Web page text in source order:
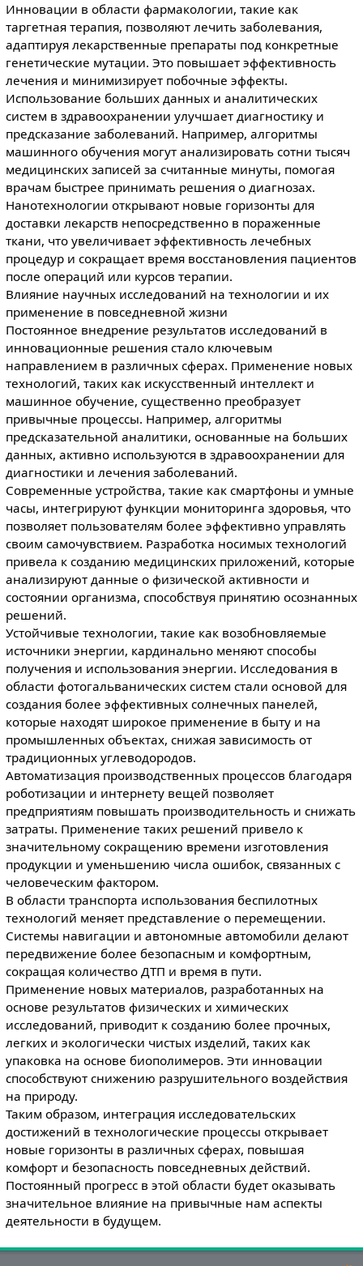
Инновации в области фармакологии, такие как
таргетная терапия, позволяют лечить заболевания,
адаптируя лекарственные препараты под конкретные
генетические мутации. Это повышает эффективность
лечения и минимизирует побочные эффекты.
Использование больших данных и аналитических
систем в здравоохранении улучшает диагностику и
предсказание заболеваний. Например, алгоритмы
машинного обучения могут анализировать сотни тысяч
медицинских записей за считанные минуты, помогая
врачам быстрее принимать решения о диагнозах.
Нанотехнологии открывают новые горизонты для
доставки лекарств непосредственно в пораженные
ткани, что увеличивает эффективность лечебных
процедур и сокращает время восстановления пациентов
после операций или курсов терапии.
Влияние научных исследований на технологии и их
применение в повседневной жизни
Постоянное внедрение результатов исследований в
инновационные решения стало ключевым
направлением в различных сферах. Применение новых
технологий, таких как искусственный интеллект и
машинное обучение, существенно преобразует
привычные процессы. Например, алгоритмы
предсказательной аналитики, основанные на больших
данных, активно используются в здравоохранении для
диагностики и лечения заболеваний.
Современные устройства, такие как смартфоны и умные
часы, интегрируют функции мониторинга здоровья, что
позволяет пользователям более эффективно управлять
своим самочувствием. Разработка носимых технологий
привела к созданию медицинских приложений, которые
анализируют данные о физической активности и
состоянии организма, способствуя принятию осознанных
решений.
Устойчивые технологии, такие как возобновляемые
источники энергии, кардинально меняют способы
получения и использования энергии. Исследования в
области фотогальванических систем стали основой для
создания более эффективных солнечных панелей,
которые находят широкое применение в быту и на
промышленных объектах, снижая зависимость от
традиционных углеводородов.
Автоматизация производственных процессов благодаря
роботизации и интернету вещей позволяет
предприятиям повышать производительность и снижать
затраты. Применение таких решений привело к
значительному сокращению времени изготовления
продукции и уменьшению числа ошибок, связанных с
человеческим фактором.
В области транспорта использования беспилотных
технологий меняет представление о перемещении.
Системы навигации и автономные автомобили делают
передвижение более безопасным и комфортным,
сокращая количество ДТП и время в пути.
Применение новых материалов, разработанных на
основе результатов физических и химических
исследований, приводит к созданию более прочных,
легких и экологически чистых изделий, таких как
упаковка на основе биополимеров. Эти инновации
способствуют снижению разрушительного воздействия
на природу.
Таким образом, интеграция исследовательских
достижений в технологические процессы открывает
новые горизонты в различных сферах, повышая
комфорт и безопасность повседневных действий.
Постоянный прогресс в этой области будет оказывать
значительное влияние на привычные нам аспекты
деятельности в будущем.